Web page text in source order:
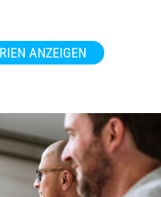
ANZEIGEN